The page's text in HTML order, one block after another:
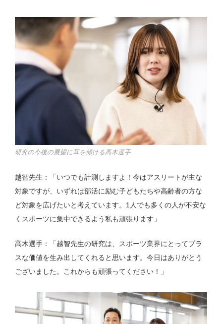
研究の今後の展望に耳を傾ける高木選手
越智先生：「いつでも計測しますよ！今はアスリートが主な
対象ですが、いずれは部活に励む子どもたちや高齢者の方な
ど対象を広げたいと考えています。1人でも多くの人が不安な
くスポーツに集中できるよう私も頑張ります」
高木選手：「越智先生の研究は、スポーツ業界にとってプラ
スな価値を生み出してくれると思います。今日はありがとう
ございました。これからも頑張ってください！」